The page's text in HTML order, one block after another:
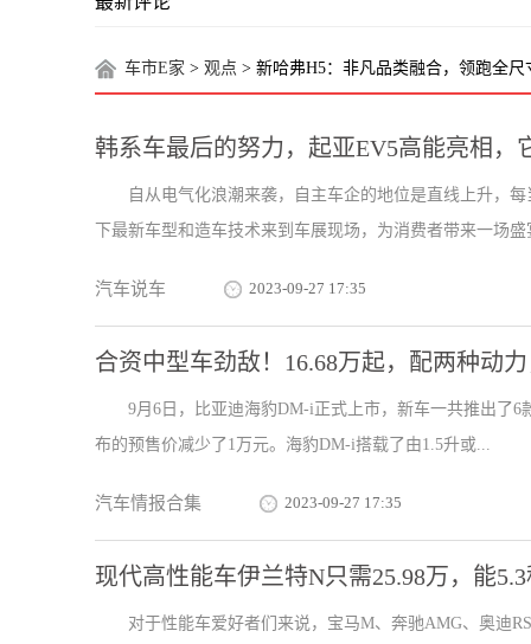
车市E家 > 观点 > 新哈弗H5：非凡品类融合，领跑全尺
韩系车最后的努力，起亚EV5高能亮相，
自从电气化浪潮来袭，自主车企的地位是直线上升，
下最新车型和造车技术来到车展现场，为消费者带来一场
汽车说车 2023-09-27 17:35
合资中型车劲敌！16.68万起，配两种动
9月6日，比亚迪海豹DM-i正式上市，新车一共推出了
布的预售价减少了1万元。海豹DM-i搭载了由1.5升或...
汽车情报合集 2023-09-27 17:35
现代高性能车伊兰特N只需25.98万，能
对于性能车爱好者们来说，宝马M、奔驰AMG、奥迪